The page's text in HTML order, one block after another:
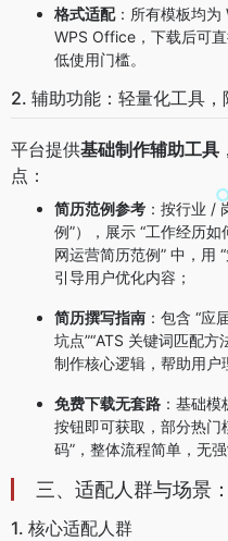
格式适配：所有模板均为
WPS Office，下载后可
低使用门槛。
2. 辅助功能：轻量化工具
平台提供基础制作辅助工具
点：
简历范例参考 ：按行业 /
例”），展示 “工作经历如
网运营简历范例” 中，用
引导用户优化内容；
简历撰写指南 ：包含 “应
坑点”“ATS 关键词匹配
制作核心逻辑，帮助用户
免费下载无套路 ：基础
按钮即可获取，部分热门
码”，整体流程简单，无
三、适配人群与场景
1. 核心适配人群